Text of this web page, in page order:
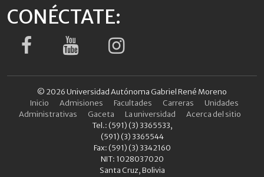
CONÉCTATE:
© 2026 Universidad Autónoma Gabriel René Moreno
Inicio
Admisiones Facultades Carreras
Unidades
Administrativas
Gaceta La universidad
Acerca del sitio
Tel.: (591) (3) 3365533,
(591) (3) 3365544
Fax: (591) (3) 3342160
NIT: 1028037020
Santa Cruz, Bolivia